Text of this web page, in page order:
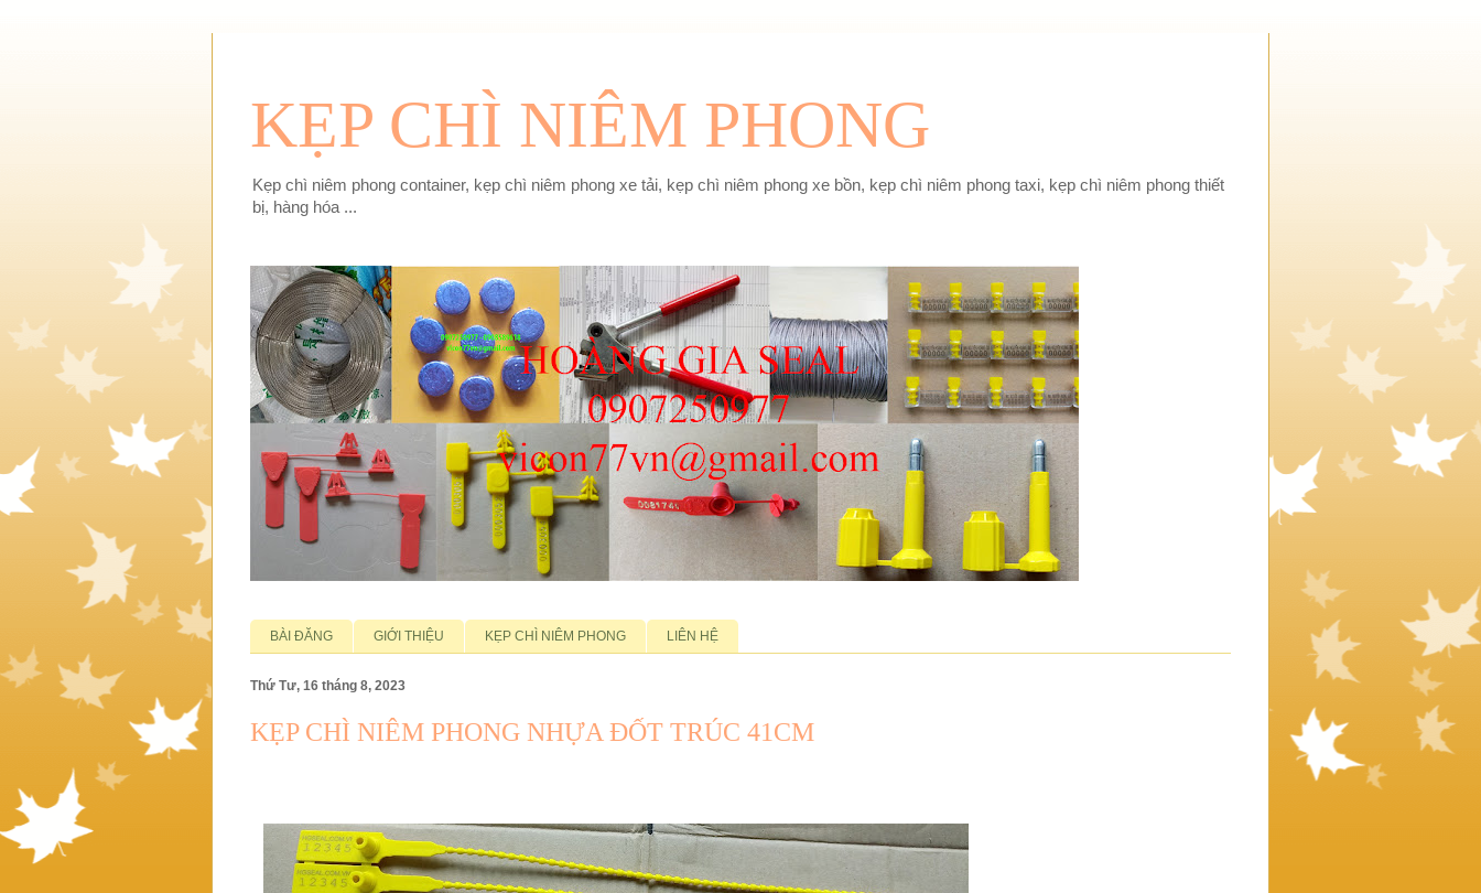
KẸP CHÌ NIÊM PHONG
Kẹp chì niêm phong container, kẹp chì niêm phong xe tải, kẹp chì niêm phong xe bồn, kẹp chì niêm phong taxi, kẹp chì niêm phong thiết
bị, hàng hóa ...
BÀI ĐĂNG GIỚI THIỆU KẸP CHÌ NIÊM PHONG LIÊN HỆ
Thứ Tư, 16 tháng 8, 2023
KẸP CHÌ NIÊM PHONG NHỰA ĐỐT TRÚC 41CM